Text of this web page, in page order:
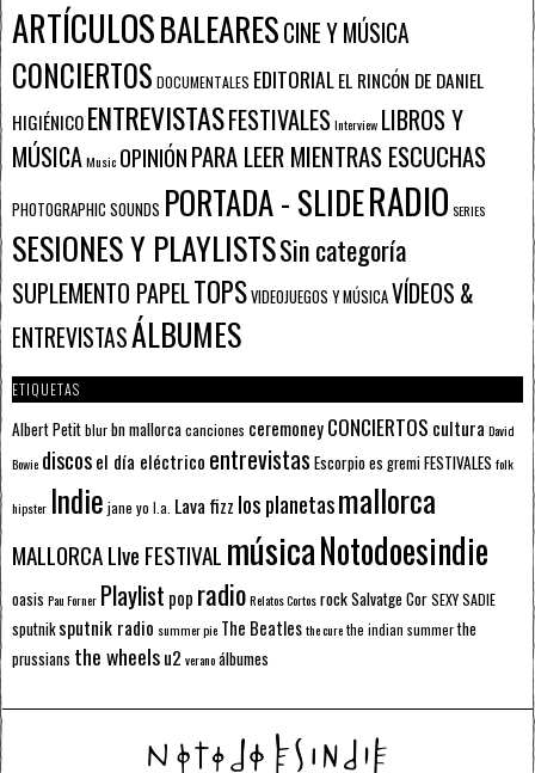
ARTÍCULOSBALEARESCINE Y MÚSICA
CONCIERTOS DOCUMENTALES EDITORIALEL RINCÓN DE DANIEL
HIGIÉNICOENTREVISTASFESTIVALESInterview LIBROS Y
MÚSICAMusic OPINIÓNPARA LEER MIENTRAS ESCUCHAS
PHOTOGRAPHIC SOUNDS PORTADA - SLIDERADIO SERIES
SESIONES Y PLAYLISTSSin categoría
SUPLEMENTO PAPELTOPSVIDEOJUEGOS Y MÚSICAVÍDEOS &
ENTREVISTASÁLBUMES
ETIQUETAS
Albert Petitblurbn mallorcacanciones ceremoneyCONCIERTOS cultura David
Bowie discosel día eléctrico entrevistas Escorpioes gremiFESTIVALES folk
hipster Indie jane yo l.a. Lava fizz los planetasmallorca
MALLORCA LIve FESTIVAL músicaNotodoesindie
oasis Pau Forner Playlist pop radioRelatos CortosrockSalvatge CorSEXY SADIE
sputnik sputnik radio summer pie The Beatlesthe curethe indian summerthe
prussians the wheelsu2 veranoálbumes